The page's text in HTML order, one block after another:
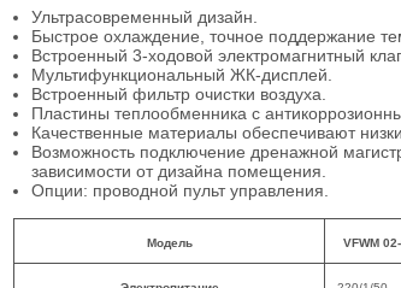
Ультрасовременный дизайн.
Быстрое охлаждение, точное поддержание
Встроенный 3-ходовой электромагнитный
Мультифункциональный ЖК-дисплей.
Встроенный фильтр очистки воздуха.
Пластины теплообменника с
Качественные материалы обеспечивают
Возможность подключение дренажной
зависимости от дизайна помещения.
Опции: проводной пульт управления.
Модель VFWM